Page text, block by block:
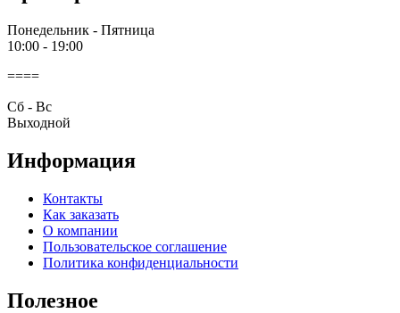
Понедельник - Пятница
10:00 - 19:00
====
Cб - Вс
Выходной
Информация
Контакты
Как заказать
О компании
Пользовательское соглашение
Политика конфиденциальности
Полезное